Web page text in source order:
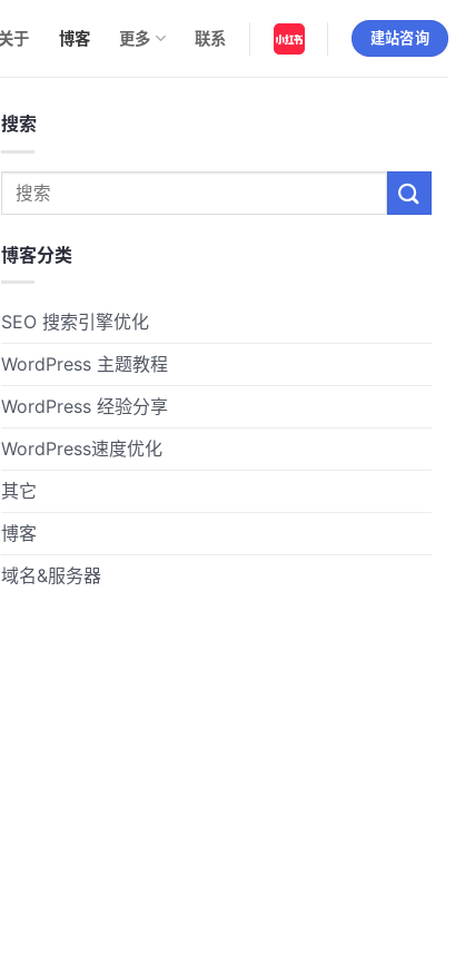
关于 博客 更多 联系 建站咨询
搜索
博客分类
SEO 搜索引擎优化
WordPress 主题教程
WordPress 经验分享
WordPress速度优化
其它
博客
域名&服务器